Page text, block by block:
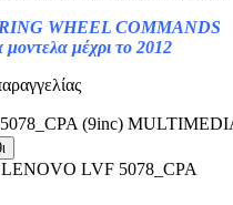
WHEEL COMMANDS
μοντελα μέχρι το 2012
(9inc)
LENOVO LVF 5078_CPA